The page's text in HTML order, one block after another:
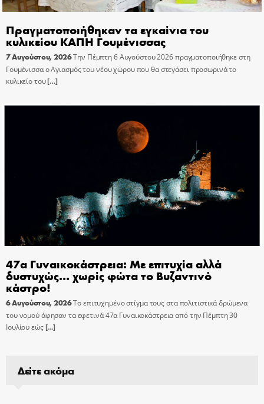
Πραγματοποιήθηκαν τα εγκαίνια του
κυλικείου ΚΑΠΗ Γουμένισσας
7 Αυγούστου, 2026Την Πέμπτη 6 Αυγούστου 2026 πραγματοποιήθηκε στη
Γουμένισσα ο Αγιασμός του νέου χώρου που θα στεγάσει προσωρινά το
κυλικείο του[…]
47α Γυναικοκάστρεια: Με επιτυχία αλλά
δυστυχώς… χωρίς φώτα το Βυζαντινό
κάστρο!
6 Αυγούστου, 2026Το επιτυχημένο στίγμα τους στα πολιτιστικά δρώμενα
του νομού άφησαν τα εφετινά 47α Γυναικοκάστρεια από την Πέμπτη 30
Ιουλίου εώς[…]
Δείτε ακόμα